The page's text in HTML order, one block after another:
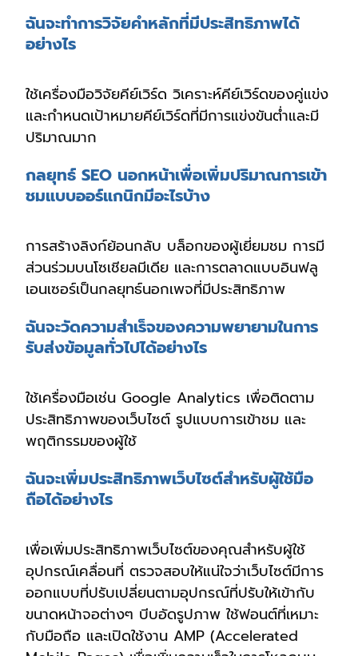
ฉันจะทำการวิจัยคำหลักที่มีประสิทธิภาพได้
อย่างไร
ใช้เครื่องมือวิจัยคีย์เวิร์ด วิเคราะห์คีย์เวิร์ดของคู่แข่ง
และกำหนดเป้าหมายคีย์เวิร์ดที่มีการแข่งขันต่ำและมี
ปริมาณมาก
กลยุทธ์ SEO นอกหน้าเพื่อเพิ่มปริมาณการเข้า
ชมแบบออร์แกนิกมีอะไรบ้าง
การสร้างลิงก์ย้อนกลับ บล็อกของผู้เยี่ยมชม การมี
ส่วนร่วมบนโซเชียลมีเดีย และการตลาดแบบอินฟลู
เอนเซอร์เป็นกลยุทธ์นอกเพจที่มีประสิทธิภาพ
ฉันจะวัดความสำเร็จของความพยายามในการ
รับส่งข้อมูลทั่วไปได้อย่างไร
ใช้เครื่องมือเช่น Google Analytics เพื่อติดตาม
ประสิทธิภาพของเว็บไซต์ รูปแบบการเข้าชม และ
พฤติกรรมของผู้ใช้
ฉันจะเพิ่มประสิทธิภาพเว็บไซต์สำหรับผู้ใช้มือ
ถือได้อย่างไร
เพื่อเพิ่มประสิทธิภาพเว็บไซต์ของคุณสำหรับผู้ใช้
อุปกรณ์เคลื่อนที่ ตรวจสอบให้แน่ใจว่าเว็บไซต์มีการ
ออกแบบที่ปรับเปลี่ยนตามอุปกรณ์ที่ปรับให้เข้ากับ
ขนาดหน้าจอต่างๆ บีบอัดรูปภาพ ใช้ฟอนต์ที่เหมาะ
กับมือถือ และเปิดใช้งาน AMP (Accelerated